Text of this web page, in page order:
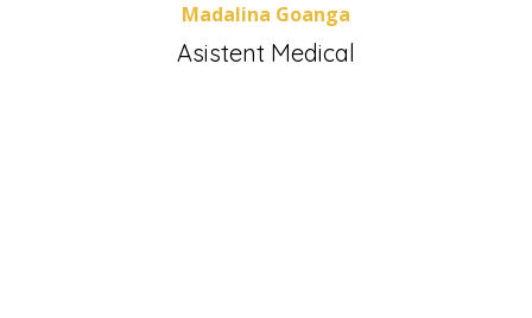
Madalina Goanga
Asistent Medical